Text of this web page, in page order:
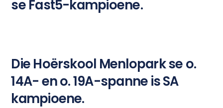
se Fast5-kampioene.
Die Hoërskool Menlopark se o.
14A- en o. 19A-spanne is SA
kampioene.